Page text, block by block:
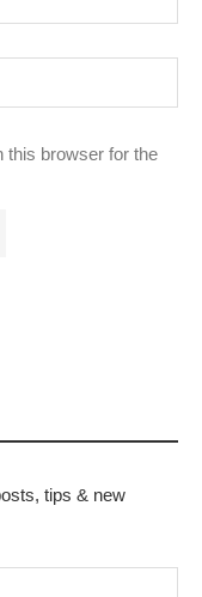
this browser for the
tips & new